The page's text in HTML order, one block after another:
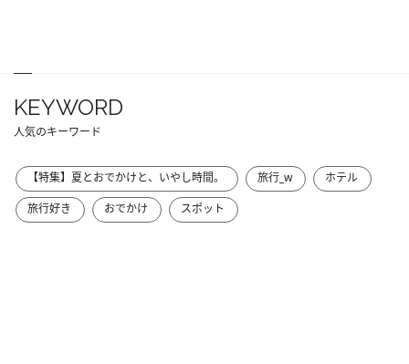
KEYWORD
人気のキーワード
【特集】夏とおでかけと、いやし時間。 旅行_w
ホテル
旅行好き
おでかけ スポット